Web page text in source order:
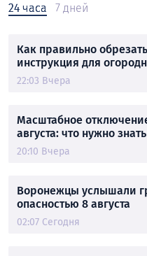
24 часа 7 дней
Как правильно
инструкция для
22:03 Вчера
Масштабное
августа: что нужно знать
20:10 Вчера
Воронежцы услышали
опасностью 8 августа
02:07 Сегодня